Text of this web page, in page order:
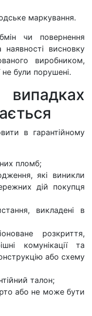
маркування.
чи повернення
висновку
виробником,
були порушені.
в гарантійному
пломб;
які виникли
дій покупця
викладені в
розкриття,
комунікації та
або схему
талон;
або не може бути